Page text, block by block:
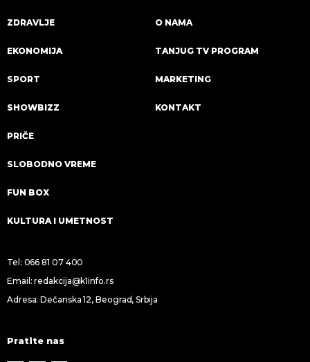
ZDRAVLJE
EKONOMIJA
SPORT
SHOWBIZZ
PRIČE
SLOBODNO VREME
FUN BOX
KULTURA I UMETNOST
O NAMA
TANJUG TV PROGRAM
MARKETING
KONTAKT
Tel: 066 81 07 400
Email:redakcija@k1info.rs
Adresa: Dečanska 12, Beograd, Srbija
Pratite nas